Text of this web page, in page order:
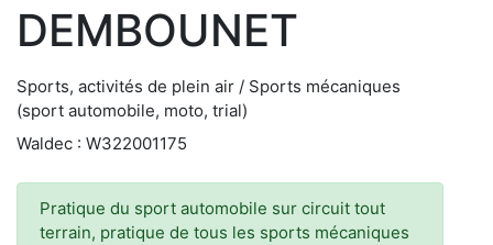
DEMBOUNET
Sports, activités de plein air / Sports mécaniques
(sport automobile, moto, trial)
Waldec : W322001175
Pratique du sport automobile sur circuit tout
terrain, pratique de tous les sports mécaniques